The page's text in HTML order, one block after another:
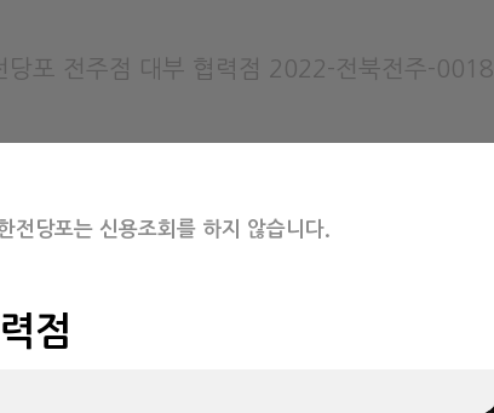
당포 전주점 대부 협력점 2022-전북전주-0018
전당포는 신용조회를 하지 않습니다.
점